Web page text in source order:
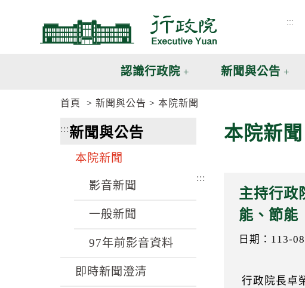
:::
認識行政院 新聞與公告
首頁 新聞與公告 本院新聞
:::新聞與公告
本院新聞
影音新聞
一般新聞
97年前影音資料
即時新聞澄清
本院新聞
:::
主持行政
能、節能
日期：113-
行政院長卓